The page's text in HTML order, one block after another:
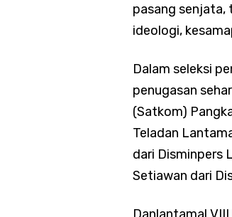
pasang senjata,
ideologi,
Dalam seleksi
penugasan
(Satkom)
Teladan
dari Disminpers
Setiawan dari